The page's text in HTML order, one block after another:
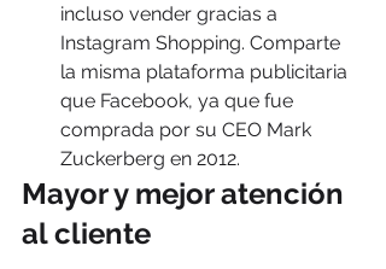
incluso vender gracias a
Instagram Shopping. Comparte
la misma plataforma publicitaria
que Facebook, ya que fue
comprada por su CEO Mark
Zuckerberg en 2012.
Mayor y mejor atención
al cliente